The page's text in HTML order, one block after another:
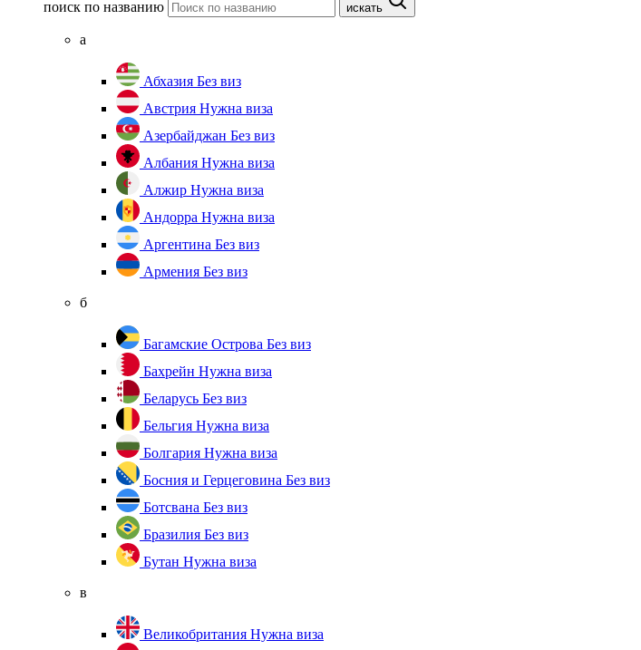
поиск по названию искать
а
Абхазия Без виз
Австрия Нужна виза
Азербайджан Без виз
Албания Нужна виза
Алжир Нужна виза
Андорра Нужна виза
Аргентина Без виз
Армения Без виз
б
Багамские Острова Без виз
Бахрейн Нужна виза
Беларусь Без виз
Бельгия Нужна виза
Болгария Нужна виза
Босния и Герцеговина Без виз
Ботсвана Без виз
Бразилия Без виз
Бутан Нужна виза
в
Великобритания Нужна виза